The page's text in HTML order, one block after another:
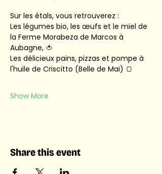
Sur les étals, vous retrouverez :
Les légumes bio, les œufs et le miel de
la Ferme Morabeza de Marcos à
Aubagne, 🍅
Les délicieux pains, pizzas et pompe à
l'huile de Criscitto (Belle de Mai) 🍞
Show More
Share this event